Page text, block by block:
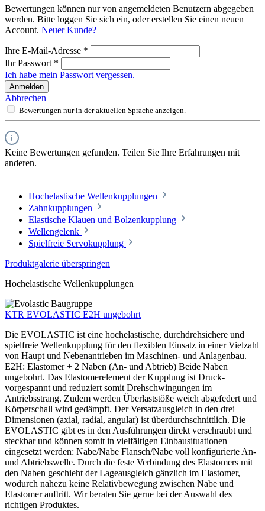
Bewertungen können nur von angemeldeten Benutzern abgegeben
werden. Bitte loggen Sie sich ein, oder erstellen Sie einen neuen
Account. Neuer Kunde?
Ihre E-Mail-Adresse *
Ihr Passwort *
Ich habe mein Passwort vergessen.
Anmelden
Abbrechen
Bewertungen nur in der aktuellen Sprache anzeigen.
Keine Bewertungen gefunden. Teilen Sie Ihre Erfahrungen mit
anderen.
Hochelastische Wellenkupplungen
Zahnkupplungen
Elastische Klauen und Bolzenkupplung
Wellengelenk
Spielfreie Servokupplung
Produktgalerie überspringen
Hochelastische Wellenkupplungen
KTR EVOLASTIC E2H ungebohrt
Die EVOLASTIC ist eine hochelastische, durchdrehsichere und
spielfreie Wellenkupplung für den flexiblen Einsatz in einer Vielzahl
von Haupt und Nebenantrieben im Maschinen- und Anlagenbau.
E2H: Elastomer + 2 Naben (An- und Abtrieb) Beide Naben
ungebohrt. Das Elastomerelement der Kupplung ist Druck-
vorgespannt und reduziert somit Drehschwingungen im
Antriebsstrang. Zudem werden Überlaststöße weich abgefedert und
Körperschall wird gedämpft. Der Versatzausgleich in den drei
Dimensionen (axial, radial, angular) ist überdurchschnittlich. Die
EVOLASTIC gibt es in den Ausführungen direkt verschraubt und
steckbar und können somit in vielfältigen Einbausituationen
eingesetzt werden: Nabe/Nabe Flansch/Nabe voll konfigurierte An-
und Abtriebswelle. Durch die feste Verbindung des Elastomers mit
den Naben geschieht der Lageausgleich gänzlich im Elastomer,
wodurch nahezu keine Relativbewegung zwischen Nabe und
Elastomer auftritt. Wir beraten Sie gerne bei der Auswahl des
richtigen Produktes.